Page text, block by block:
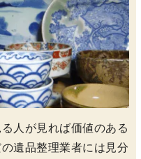
人が見れば価値のある
遺品整理業者には見分